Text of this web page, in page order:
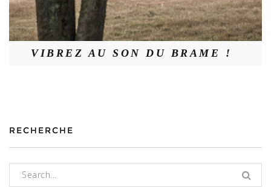
VIBREZ AU SON DU BRAME !
RECHERCHE
Rechercher :